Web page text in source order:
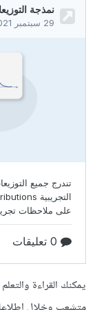
يمكنك القراءة